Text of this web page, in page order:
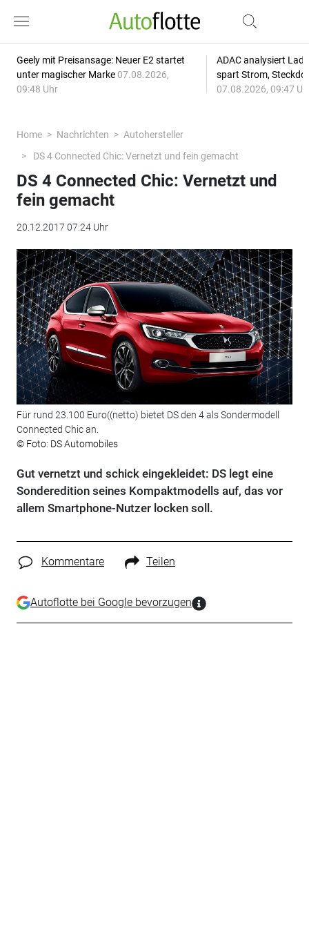
Geely mit Preisansage: Neuer E2 startet
unter magischer Marke 07.08.2026,
09:48 Uhr
ADAC analysiert
spart Strom,
07.08.2026, 09:47
Home Nachrichten
Autohersteller
DS 4 Connected Chic: Vernetzt und fein gemacht
DS 4 Connected Chic: Vernetzt und
fein gemacht
20.12.2017 07:24 Uhr
Für rund 23.100 Euro((netto) bietet DS den 4 als Sondermodell
Connected Chic an.
© Foto: DS Automobiles
Gut vernetzt und schick eingekleidet: DS legt eine
Sonderedition seines Kompaktmodells auf, das vor
allem Smartphone-Nutzer locken soll.
Kommentare Teilen
Autoflotte bei Google bevorzugen